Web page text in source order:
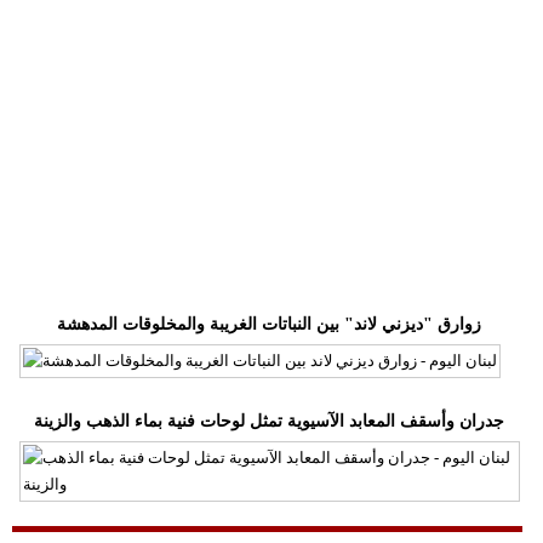
إسلامية
علوم
وتكنولوجيا
بيئة
زوارق "ديزني لاند" بين النباتات الغريبة والمخلوقات المدهشة
جدران وأسقف المعابد الآسيوية تمثل لوحات فنية بماء الذهب والزينة